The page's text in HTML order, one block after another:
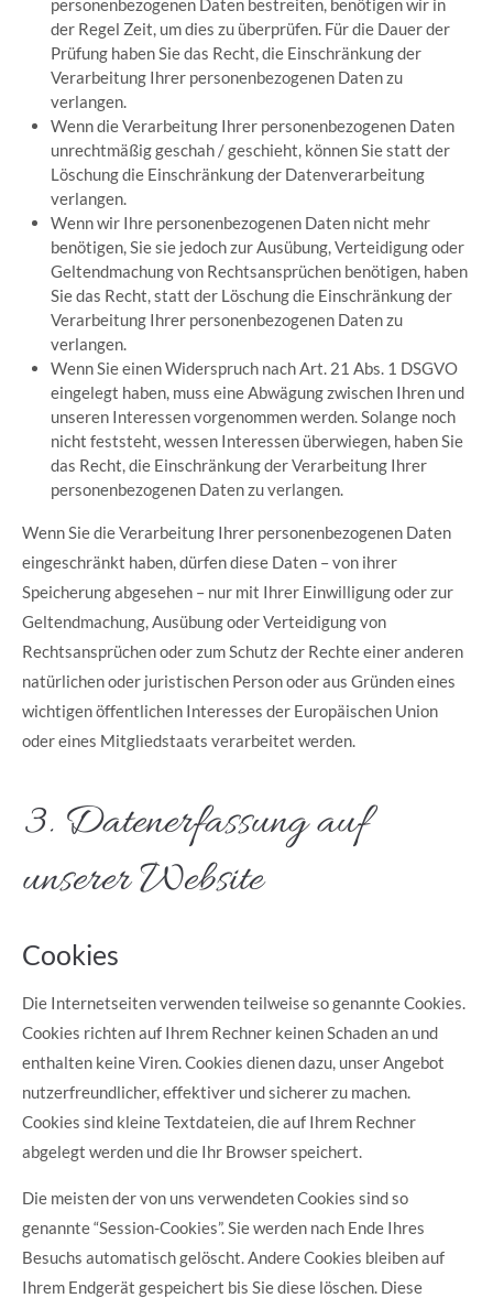
personenbezogenen Daten bestreiten, benötigen wir in
der Regel Zeit, um dies zu überprüfen. Für die Dauer der
Prüfung haben Sie das Recht, die Einschränkung der
Verarbeitung Ihrer personenbezogenen Daten zu
verlangen.
Wenn die Verarbeitung Ihrer personenbezogenen Daten
unrechtmäßig geschah / geschieht, können Sie statt der
Löschung die Einschränkung der Datenverarbeitung
verlangen.
Wenn wir Ihre personenbezogenen Daten nicht mehr
benötigen, Sie sie jedoch zur Ausübung, Verteidigung oder
Geltendmachung von Rechtsansprüchen benötigen, haben
Sie das Recht, statt der Löschung die Einschränkung der
Verarbeitung Ihrer personenbezogenen Daten zu
verlangen.
Wenn Sie einen Widerspruch nach Art. 21 Abs. 1 DSGVO
eingelegt haben, muss eine Abwägung zwischen Ihren und
unseren Interessen vorgenommen werden. Solange noch
nicht feststeht, wessen Interessen überwiegen, haben Sie
das Recht, die Einschränkung der Verarbeitung Ihrer
personenbezogenen Daten zu verlangen.
Wenn Sie die Verarbeitung Ihrer personenbezogenen Daten
eingeschränkt haben, dürfen diese Daten – von ihrer
Speicherung abgesehen – nur mit Ihrer Einwilligung oder zur
Geltendmachung, Ausübung oder Verteidigung von
Rechtsansprüchen oder zum Schutz der Rechte einer anderen
natürlichen oder juristischen Person oder aus Gründen eines
wichtigen öffentlichen Interesses der Europäischen Union
oder eines Mitgliedstaats verarbeitet werden.
3. Datenerfassung auf
unserer Website
Cookies
Die Internetseiten verwenden teilweise so genannte Cookies.
Cookies richten auf Ihrem Rechner keinen Schaden an und
enthalten keine Viren. Cookies dienen dazu, unser Angebot
nutzerfreundlicher, effektiver und sicherer zu machen.
Cookies sind kleine Textdateien, die auf Ihrem Rechner
abgelegt werden und die Ihr Browser speichert.
Die meisten der von uns verwendeten Cookies sind so
genannte “Session-Cookies”. Sie werden nach Ende Ihres
Besuchs automatisch gelöscht. Andere Cookies bleiben auf
Ihrem Endgerät gespeichert bis Sie diese löschen. Diese